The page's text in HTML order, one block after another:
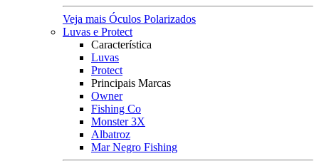
Veja mais Óculos Polarizados
Luvas e Protect
Característica
Luvas
Protect
Principais Marcas
Owner
Fishing Co
Monster 3X
Albatroz
Mar Negro Fishing